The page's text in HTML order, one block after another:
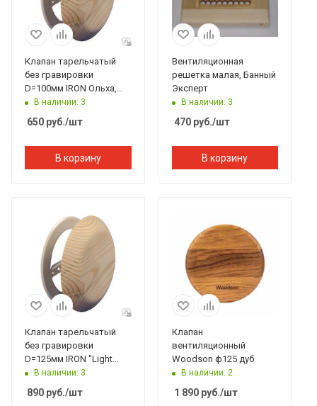
Клапан тарельчатый
без гравировки
D=100мм IRON Ольха,
212F, Банный Эксперт
В наличии: 3
650 руб./шт
В корзину
Вентиляционная
решетка малая, Банный
Эксперт
В наличии: 3
470руб./шт
В корзину
Клапан тарельчатый
без гравировки
D=125мм IRON "Light
wood" липа, 212F,
Банный Эксперт
В наличии: 3
890 руб./шт
Клапан
вентиляционный
Woodson ф125 дуб
В наличии: 2
1 890руб./шт